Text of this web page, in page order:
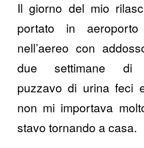
Il giorno del mio
portato in
nell’aereo con
due settimane di
puzzavo di urina feci
non mi importava
stavo tornando a casa.